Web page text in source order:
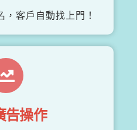
，客戶自動找上門！
告操作